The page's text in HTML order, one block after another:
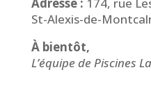
Adresse : 174, rue
St-Alexis-de-
À bientôt,
L’équipe de Piscines